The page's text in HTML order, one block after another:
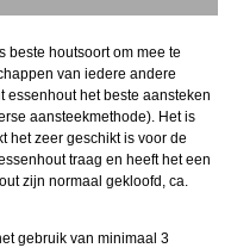
beste houtsoort om mee te
van iedere andere
essenhout het beste aansteken
aansteekmethode). Het is
het zeer geschikt is voor de
traag en heeft het een
zijn normaal gekloofd, ca.
gebruik van minimaal 3